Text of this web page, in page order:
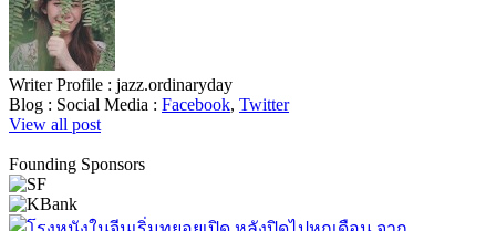
Writer Profile : jazz.ordinaryday
Blog : Social Media : Facebook, Twitter
View all post
Founding Sponsors